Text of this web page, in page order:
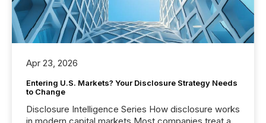
Apr 23, 2026
Entering U.S. Markets? Your Disclosure Strategy Needs
to Change
Disclosure Intelligence Series How disclosure works